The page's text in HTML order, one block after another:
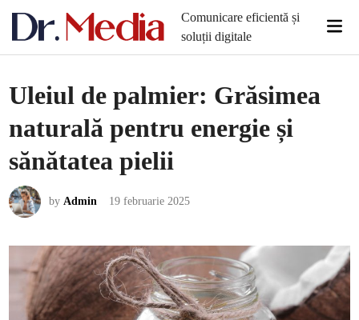
Comunicare eficientă și
soluții digitale
Uleiul de palmier: Grăsimea
naturală pentru energie și
sănătatea pielii
byAdmin 19 februarie 2025